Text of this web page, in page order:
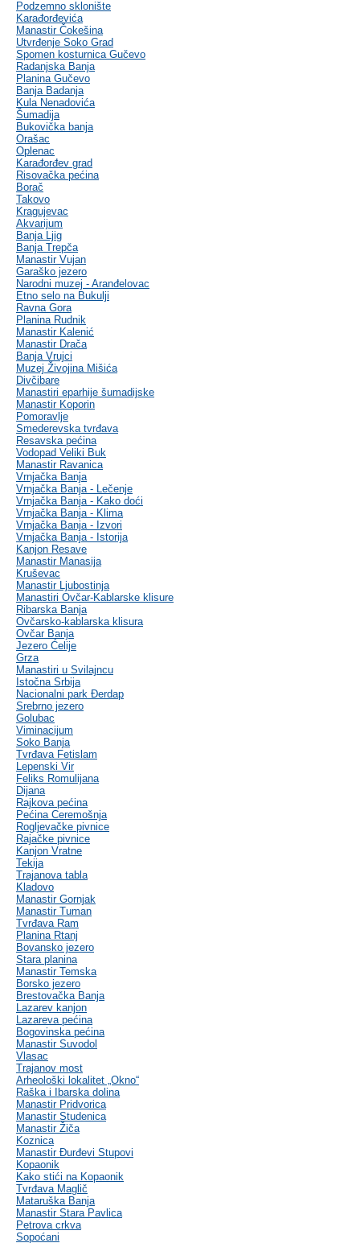
Podzemno sklonište
Karađorđevića
Manastir Čokešina
Utvrđenje Soko Grad
Spomen kosturnica Gučevo
Radanjska Banja
Planina Gučevo
Banja Badanja
Kula Nenadovića
Šumadija
Bukovička banja
Orašac
Oplenac
Karađorđev grad
Risovačka pećina
Borač
Takovo
Kragujevac
Akvarijum
Banja Ljig
Banja Trepča
Manastir Vujan
Garaško jezero
Narodni muzej - Aranđelovac
Etno selo na Bukulji
Ravna Gora
Planina Rudnik
Manastir Kalenić
Manastir Drača
Banja Vrujci
Muzej Živojina Mišića
Divčibare
Manastiri eparhije šumadijske
Manastir Koporin
Pomoravlje
Smederevska tvrđava
Resavska pećina
Vodopad Veliki Buk
Manastir Ravanica
Vrnjačka Banja
Vrnjačka Banja - Lečenje
Vrnjačka Banja - Kako doći
Vrnjačka Banja - Klima
Vrnjačka Banja - Izvori
Vrnjačka Banja - Istorija
Kanjon Resave
Manastir Manasija
Kruševac
Manastir Ljubostinja
Manastiri Ovčar-Kablarske klisure
Ribarska Banja
Ovčarsko-kablarska klisura
Ovčar Banja
Jezero Ćelije
Grza
Manastiri u Svilajncu
Istočna Srbija
Nacionalni park Đerdap
Srebrno jezero
Golubac
Viminacijum
Soko Banja
Tvrđava Fetislam
Lepenski Vir
Feliks Romulijana
Dijana
Rajkova pećina
Pećina Ceremošnja
Rogljevačke pivnice
Rajačke pivnice
Kanjon Vratne
Tekija
Trajanova tabla
Kladovo
Manastir Gornjak
Manastir Tuman
Tvrđava Ram
Planina Rtanj
Bovansko jezero
Stara planina
Manastir Temska
Borsko jezero
Brestovačka Banja
Lazarev kanjon
Lazareva pećina
Bogovinska pećina
Manastir Suvodol
Vlasac
Trajanov most
Arheološki lokalitet „Okno“
Raška i Ibarska dolina
Manastir Pridvorica
Manastir Studenica
Manastir Žiča
Koznica
Manastir Đurđevi Stupovi
Kopaonik
Kako stići na Kopaonik
Tvrđava Maglič
Mataruška Banja
Manastir Stara Pavlica
Petrova crkva
Sopoćani